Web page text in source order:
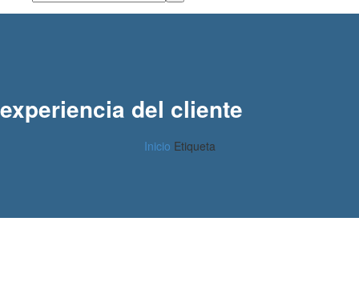
experiencia del cliente
Inicio Etiqueta